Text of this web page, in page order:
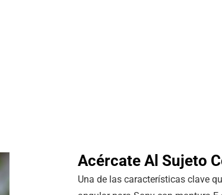
Acércate Al Sujeto
Una de las características clave